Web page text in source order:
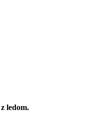
ledom.